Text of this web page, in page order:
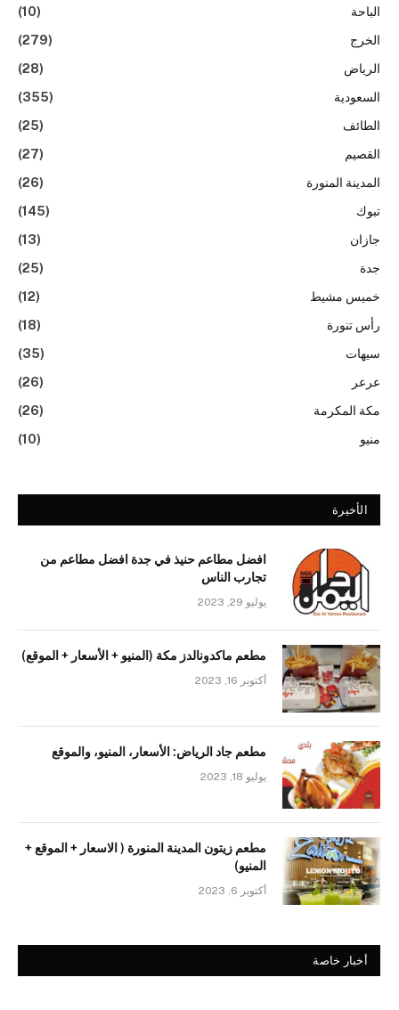
الباحة
(10)
الخرج
(279)
الرياض
(28)
السعودية
(355)
الطائف
(25)
القصيم
(27)
المدينة المنورة
(26)
تبوك
(145)
جازان
(13)
جدة
(25)
خميس مشيط
(12)
رأس تنورة
(18)
سيهات
(35)
عرعر
(26)
مكة المكرمة
(26)
منيو
(10)
الأخيرة
افضل مطاعم حنيذ في جدة افضل مطاعم من
تجارب الناس
يوليو 29, 2023
مطعم ماكدونالدز مكة (المنيو + الأسعار + الموقع)
أكتوبر 16, 2023
مطعم جاد الرياض: الأسعار، المنيو، والموقع
يوليو 18, 2023
مطعم زيتون المدينة المنورة ( الاسعار + الموقع +
المنيو)
أكتوبر 6, 2023
أخبار خاصة